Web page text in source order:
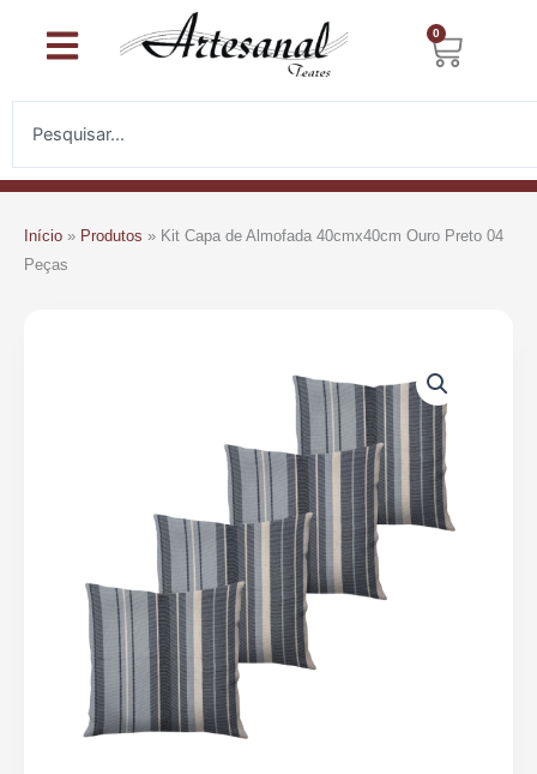
conteúdo
0
Início » Produtos » Kit Capa de Almofada 40cmx40cm Ouro Preto 04
Peças